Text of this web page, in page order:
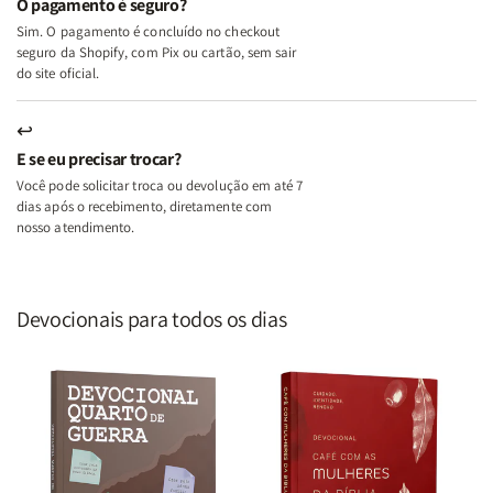
Lar
Lar
O pagamento é seguro?
Sim. O pagamento é concluído no checkout
seguro da Shopify, com Pix ou cartão, sem sair
do site oficial.
↩
E se eu precisar trocar?
Você pode solicitar troca ou devolução em até 7
dias após o recebimento, diretamente com
nosso atendimento.
Devocionais para todos os dias